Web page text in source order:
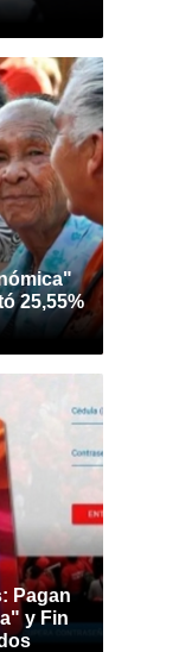
25,55%
Pagan
y Fin